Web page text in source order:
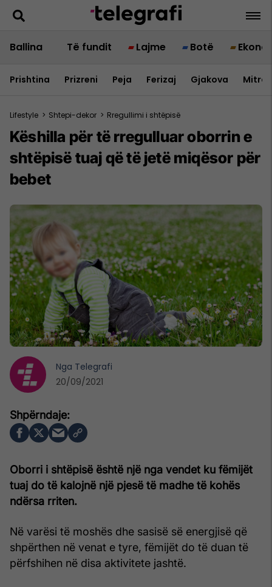
Ballina Të fundit Lajme Botë
Prishtina Prizreni Peja Ferizaj Gjakova
Lifestyle > Shtepi-dekor > Rregullimi i shtëpisë
Këshilla për të rregulluar oborrin e
shtëpisë tuaj që të jetë miqësor për
bebet
Oborri i shtëpisë është një nga vendet ku fëmijët
tuaj do të kalojnë një pjesë të madhe të kohës
ndërsa rriten.
Në varësi të moshës dhe sasisë së energjisë që
shpërthen në venat e tyre, fëmijët do të duan të
përfshihen në disa aktivitete jashtë.
Nga Telegrafi
20/09/2021